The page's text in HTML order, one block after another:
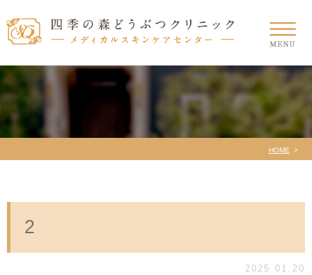
HOME
2
2025.01.20